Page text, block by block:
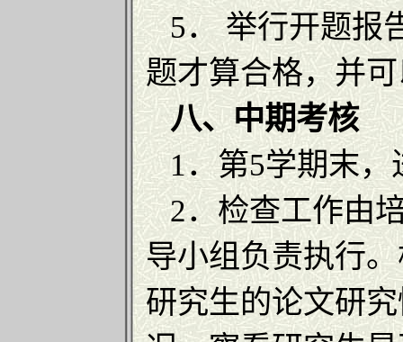
5． 举行开题报
题才算合格，并
八、中期考核
1．第5学期末，
2．检查工作由
导小组负责执行
研究生的论文研